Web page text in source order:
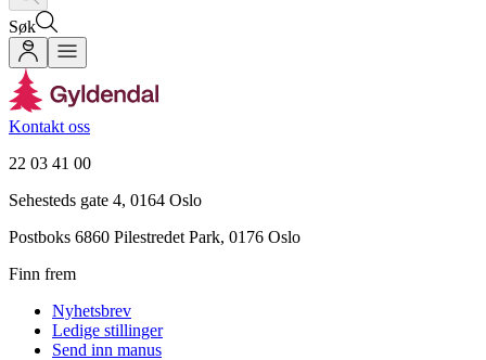
Søk
Kontakt oss
22 03 41 00
Sehesteds gate 4, 0164 Oslo
Postboks 6860 Pilestredet Park, 0176 Oslo
Finn frem
Nyhetsbrev
Ledige stillinger
Send inn manus